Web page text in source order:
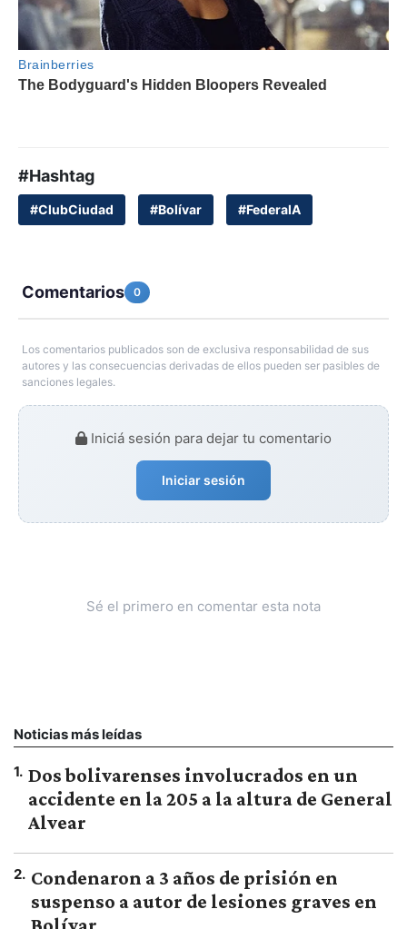
#Hashtag
#ClubCiudad #Bolívar #FederalA
Comentarios 0
Los comentarios publicados son de exclusiva responsabilidad de sus
autores y las consecuencias derivadas de ellos pueden ser pasibles de
sanciones legales.
Iniciá sesión para dejar tu comentario
Iniciar sesión
Sé el primero en comentar esta nota
Noticias más leídas
1. Dos bolivarenses involucrados en un
accidente en la 205 a la altura de General
Alvear
2. Condenaron a 3 años de prisión en
suspenso a autor de lesiones graves en